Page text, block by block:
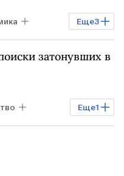
Еще3
затонувших в
Еще1